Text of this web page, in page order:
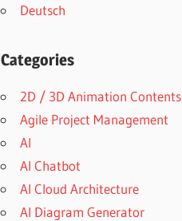
Deutsch
Categories
2D / 3D Animation Contents
Agile Project Management
AI
AI Chatbot
AI Cloud Architecture
AI Diagram Generator